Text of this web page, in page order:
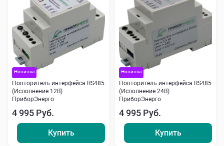
Новинка
Повторитель интерфейса RS485
(Исполнение 12В)
ПриборЭнерго
4 995 Руб.
Купить
Новинка
Повторитель интерфейса RS485
(Исполнение 24В)
ПриборЭнерго
4 995 Руб.
Купить